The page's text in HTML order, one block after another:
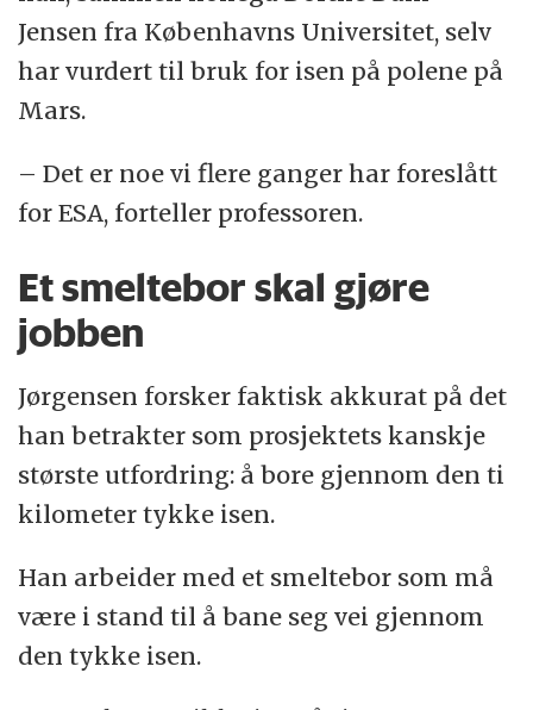
Jensen fra Københavns Universitet, selv
har vurdert til bruk for isen på polene på
Mars.
– Det er noe vi flere ganger har foreslått
for ESA, forteller professoren.
Et smeltebor skal gjøre
jobben
Jørgensen forsker faktisk akkurat på det
han betrakter som prosjektets kanskje
største utfordring: å bore gjennom den ti
kilometer tykke isen.
Han arbeider med et smeltebor som må
være i stand til å bane seg vei gjennom
den tykke isen.